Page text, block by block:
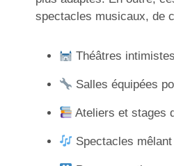
spectacles musicaux, de
Théâtres
Salles équipées
Ateliers et stages
Spectacles